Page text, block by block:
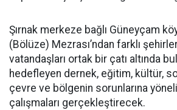
Şırnak merkeze bağlı Güneyçam
(Bölüze) Mezrası’ndan farklı
vatandaşları ortak bir çatı altında
hedefleyen dernek, eğitim, kültür,
çevre ve bölgenin sorunlarına
çalışmaları gerçekleştirecek.